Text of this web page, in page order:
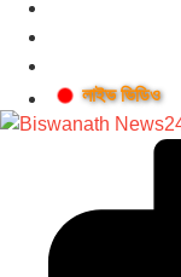
লাইভ ভিডিও